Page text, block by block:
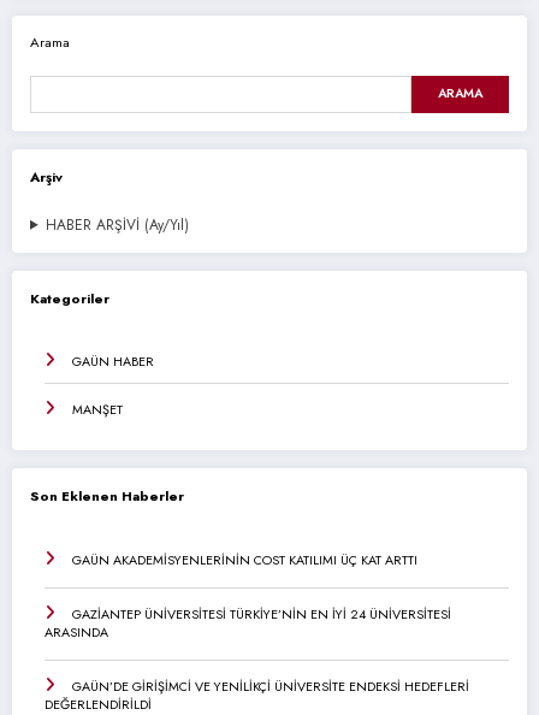
Arama
ARAMA
Arşiv
HABER ARŞİVİ (Ay/Yıl)
Kategoriler
GAÜN HABER
MANŞET
Son Eklenen Haberler
GAÜN AKADEMİSYENLERİNİN COST KATILIMI ÜÇ KAT ARTTI
GAZİANTEP ÜNİVERSİTESİ TÜRKİYE’NİN EN İYİ 24 ÜNİVERSİTESİ
ARASINDA
GAÜN’DE GİRİŞİMCİ VE YENİLİKÇİ ÜNİVERSİTE ENDEKSİ HEDEFLERİ
DEĞERLENDİRİLDİ